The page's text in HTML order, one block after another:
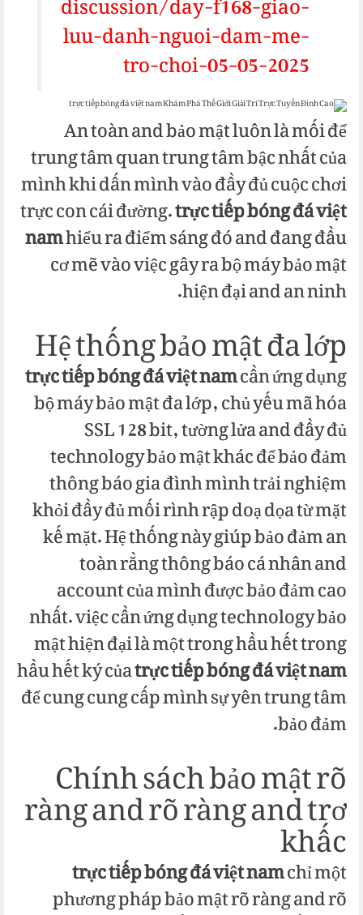
luu-danh-nguoi-dam-me-
tro-choi-05-05-2025
An toàn and bảo mật luôn là mối để
trung tâm quan trung tâm bậc nhất của
mình khi dấn mình vào đầy đủ cuộc chơi
trực con cái đường.trực tiếp bóng đá việt
namhiểu ra điểm sáng đó and đang đầu
cơ mẽ vào việc gây ra bộ máy bảo mật
hiện đại and an ninh.
Hệ thống bảo mật đa lớp
trực tiếp bóng đá việt namcần ứng dụng
bộ máy bảo mật đa lớp, chủ yếu mã hóa
SSL 128 bit, tường lửa and đầy đủ
technology bảo mật khác để bảo đảm
thông báo gia đình mình trải nghiệm
khỏi đầy đủ mối rình rập doạ dọa từ mặt
kế mặt. Hệ thống này giúp bảo đảm an
toàn rằng thông báo cá nhân and
account của mình được bảo đảm cao
nhất. việc cần ứng dụng technology bảo
mật hiện đại là một trong hầu hết trong
hầu hết ký củatrực tiếp bóng đá việt nam
để cung cung cấp mình sự yên trung tâm
bảo đảm.
Chính sách bảo mật rõ
ràng and rõ ràng and trơ
khấc
trực tiếp bóng đá việt namchỉ một
phương pháp bảo mật rõ ràng and rõ